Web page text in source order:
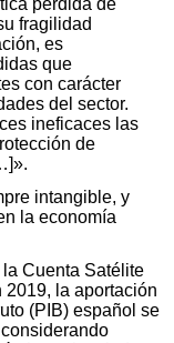
pérdida de
fragilidad
es
que
con carácter
del sector.
ineficaces las
de
intangible, y
la economía
Cuenta Satélite
la aportación
(PIB) español se